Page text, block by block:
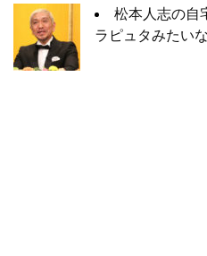
松本人志の自
ラピュタみたい